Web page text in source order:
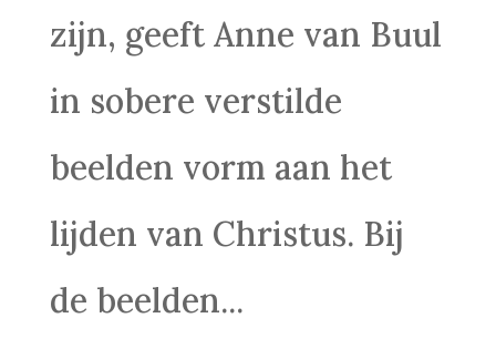
zijn, geeft Anne van Buul
in sobere verstilde
beelden vorm aan het
lijden van Christus. Bij
de beelden...